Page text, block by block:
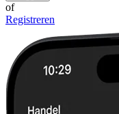
of
Registreren